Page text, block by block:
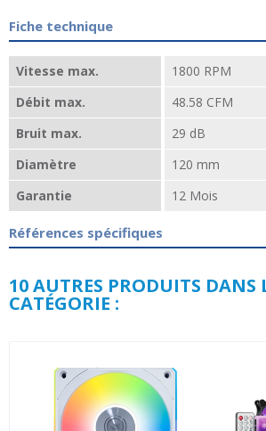
Fiche technique
Vitesse max.
1800 RPM
Débit max.
48.58 CFM
Bruit max.
29 dB
Diamètre
120 mm
Garantie
12 Mois
Références spécifiques
10 AUTRES PRODUITS DANS
CATÉGORIE :